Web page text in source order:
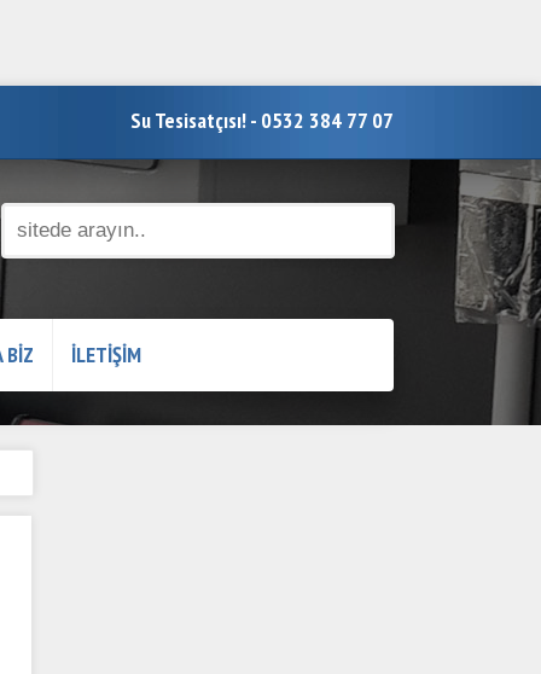
Su Tesisatçısı! - 0532 384 77 07
BİZ İLETİŞİM